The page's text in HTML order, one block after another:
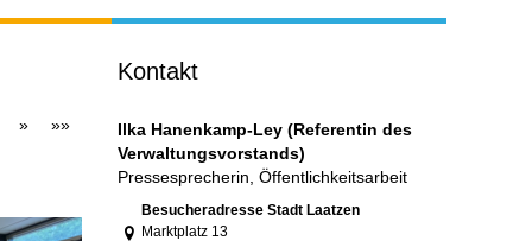
» »»
Kontakt
Ilka Hanenkamp-Ley (Referentin des
Verwaltungsvorstands)
Pressesprecherin, Öffentlichkeitsarbeit
Link zur Google-Maps Navigation
Besucheradresse Stadt Laatzen
Marktplatz 13